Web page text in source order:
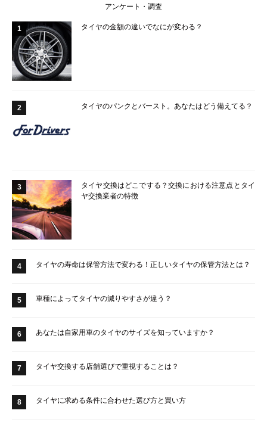
アンケート・調査
1 タイヤの金額の違いでなにが変わる？
2 タイヤのパンクとバースト。あなたはどう備えてる？
3
タイヤ交換はどこでする？交換における注意点とタイ
ヤ交換業者の特徴
4 タイヤの寿命は保管方法で変わる！正しいタイヤの保管方法とは？
5 車種によってタイヤの減りやすさが違う？
6 あなたは自家用車のタイヤのサイズを知っていますか？
7 タイヤ交換する店舗選びで重視することは？
8 タイヤに求める条件に合わせた選び方と買い方